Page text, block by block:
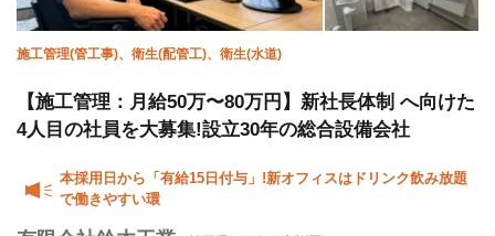
施工管理(管工事)、衛生(配管工)、衛生(水道)
【施工管理：月給50万〜80万円】新社長体制 へ向けた
4人目の社員を大募集!設立30年の総合設備会社
本採用日から「有給15日付与」!新オフィスはドリンク飲み放題
で働きやすい環